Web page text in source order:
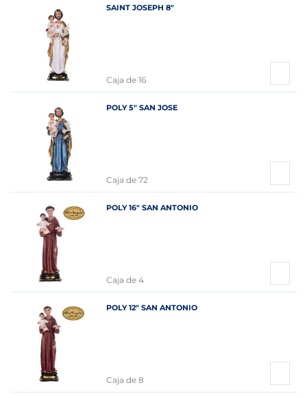
SAINT JOSEPH 8"
Caja de 16
POLY 5" SAN JOSE
Caja de 72
POLY 16" SAN ANTONIO
Caja de 4
POLY 12" SAN ANTONIO
Caja de 8